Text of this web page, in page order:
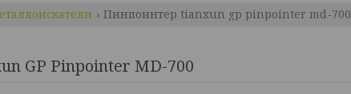
Пинпоинтер tianxun gp pinpointer md-700
GP Pinpointer MD-700